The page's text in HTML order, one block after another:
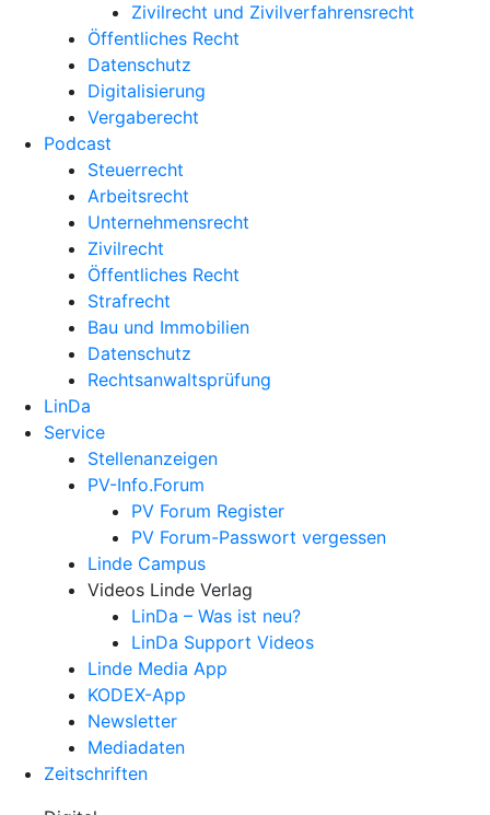
Zivilrecht und Zivilverfahrensrecht
Öffentliches Recht
Datenschutz
Digitalisierung
Vergaberecht
Podcast
Steuerrecht
Arbeitsrecht
Unternehmens­recht
Zivilrecht
Öffentliches Recht
Strafrecht
Bau und Immobilien
Datenschutz
Rechtsanwalts­prüfung
LinDa
Service
Stellenanzeigen
PV-Info.Forum
PV Forum Register
PV Forum-Passwort vergessen
Linde Campus
Videos Linde Verlag
LinDa – Was ist neu?
LinDa Support Videos
Linde Media App
KODEX-App
Newsletter
Mediadaten
Zeitschriften